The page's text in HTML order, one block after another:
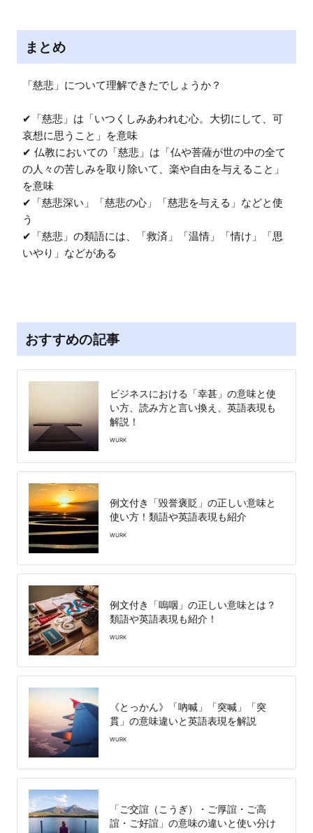
まとめ
「慈悲」について理解できたでしょうか？
✔︎「慈悲」は「いつくしみあわれむ心。大切にして、可
哀想に思うこと」を意味
✔︎ 仏教においての「慈悲」は「仏や菩薩が世の中の全て
の人々の苦しみを取り除いて、楽や自由を与えること」
を意味
✔︎「慈悲深い」「慈悲の心」「慈悲を与える」などと使
う
✔︎「慈悲」の類語には、「救済」「温情」「情け」「思
いやり」などがある
おすすめの記事
ビジネスにおける「幸甚」の意味と使
い方、読み方と言い換え、英語表現も
解説！
WURK
例文付き「毀誉褒貶」の正しい意味と
使い方！類語や英語表現も紹介
WURK
例文付き「嗚咽」の正しい意味とは？
類語や英語表現も紹介！
WURK
《とっかん》「吶喊」「突喊」「突
貫」の意味違いと英語表現を解説
WURK
「ご交誼（こうぎ）・ご厚誼・ご高
誼・ご好誼」の意味の違いと使い分け